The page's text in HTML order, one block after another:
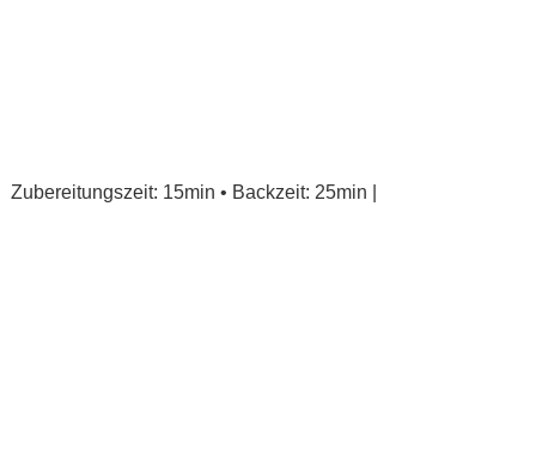
Zubereitungszeit: 15min • Backzeit: 25min |